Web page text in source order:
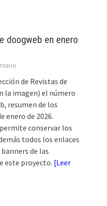
doogweb en enero
de Revistas de
la imagen) el número
resumen de los
enero de 2026.
permite conservar los
todos los enlaces
de las
este proyecto. [Leer